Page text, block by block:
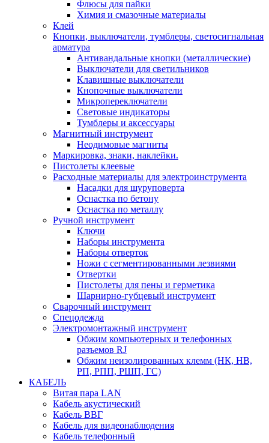
Флюсы для пайки
Химия и смазочные материалы
Клей
Кнопки, выключатели, тумблеры, светосигнальная
арматура
Антивандальные кнопки (металлические)
Выключатели для светильников
Клавишные выключатели
Кнопочные выключатели
Микропереключатели
Световые индикаторы
Тумблеры и аксессуары
Магнитный инструмент
Неодимовые магниты
Маркировка, знаки, наклейки.
Пистолеты клеевые
Расходные материалы для электроинструмента
Насадки для шуруповерта
Оснастка по бетону
Оснастка по металлу
Ручной инструмент
Ключи
Наборы инструмента
Наборы отверток
Ножи с сегментированными лезвиями
Отвертки
Пистолеты для пены и герметика
Шарнирно-губцевый инструмент
Сварочный инструмент
Спецодежда
Электромонтажный инструмент
Обжим компьютерных и телефонных
разъемов RJ
Обжим неизолированных клемм (НК, НВ,
РП, РПП, РШП, ГС)
КАБЕЛЬ
Витая пара LAN
Кабель акустический
Кабель ВВГ
Кабель для видеонаблюдения
Кабель телефонный